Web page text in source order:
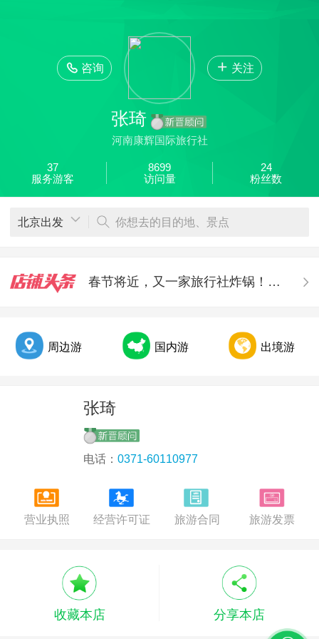
咨询 关注
张琦
河南康辉国际旅行社
37
服务游客
8699
访问量
24
粉丝数
北京出发 你想去的目的地、景点
春节将近，又一家旅行社炸锅！上海质行老板疑似跑路
周边游 国内游 出境游
张琦
电话： 0371-60110977
营业执照 经营许可证 旅游合同 旅游发票
收藏本店 分享本店